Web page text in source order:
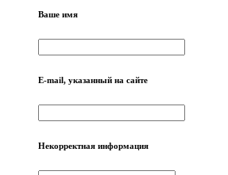
Ваше имя
E-mail, указанный на сайте
Некорректная информация